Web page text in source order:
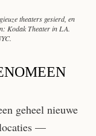
theaters gesierd, en
Kodak Theater in LA.
geheel nieuwe
—